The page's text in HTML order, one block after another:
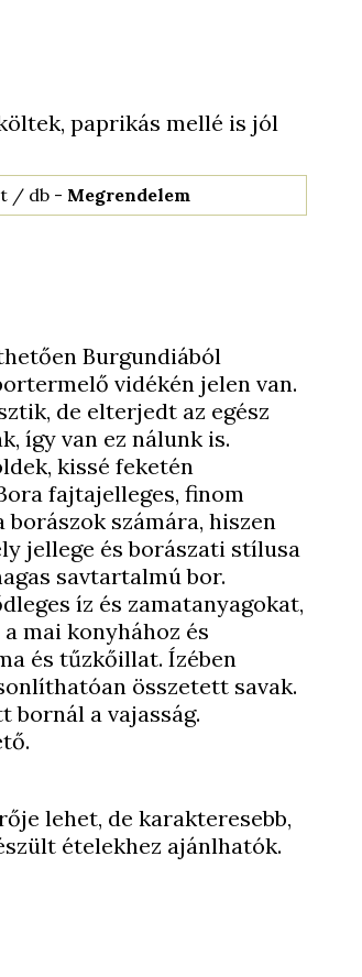
paprikás mellé is jól
/ db - Megrendelem
Burgundiából
vidékén jelen van.
de elterjedt az egész
így van ez nálunk is.
kissé feketén
fajtajelleges, finom
számára, hiszen
jellege és borászati stílusa
savtartalmú bor.
íz és zamatanyagokat,
mai konyhához és
és tűzkőillat. Ízében
összetett savak.
bornál a vajasság.
lehet, de karakteresebb,
ételekhez ajánlhatók.